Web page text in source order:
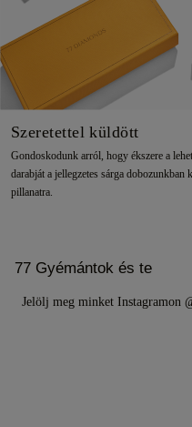
Szeretettel küldött
Gondoskodunk arról, hogy ékszere a
darabját a jellegzetes sárga dobozunkban
pillanatra.
77 Gyémántok és te
Jelölj meg minket Instagramon